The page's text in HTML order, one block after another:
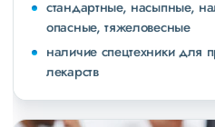
стандартные, насыпные,
опасные, тяжеловесные
наличие спецтехники для
лекарств